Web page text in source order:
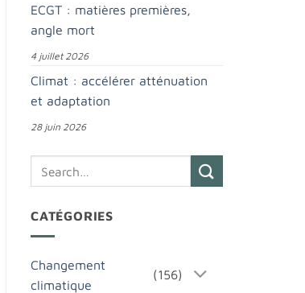
ECGT : matières premières,
angle mort
4 juillet 2026
Climat : accélérer atténuation
et adaptation
28 juin 2026
CATÉGORIES
Changement
climatique
(156)